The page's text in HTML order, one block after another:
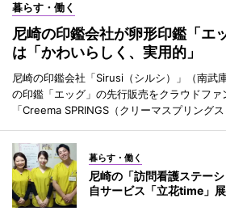
暮らす・働く
尼崎の印鑑会社が卵形印鑑「
は「かわいらしく、実用的」
尼崎の印鑑会社「Sirusi（シルシ）」（南武
の印鑑「エッグ」の先行販売をクラウドファ
「Creema SPRINGS（クリーマスプリングス
暮らす・働く
尼崎の「訪問看護ステー
自サービス「立花time」